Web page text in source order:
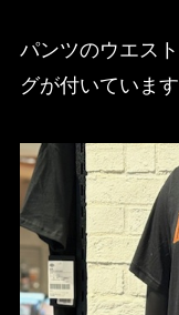
パンツのウエス
グが付いています